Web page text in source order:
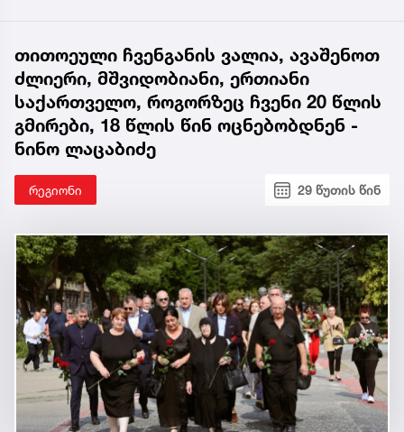
თითოეული ჩვენგანის ვალია, ავაშენოთ
ძლიერი, მშვიდობიანი, ერთიანი
საქართველო, როგორზეც ჩვენი 20 წლის
გმირები, 18 წლის წინ ოცნებობდნენ -
ნინო ლაცაბიძე
რეგიონი 29 წუთის წინ